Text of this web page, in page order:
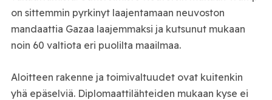
on sittemmin pyrkinyt laajentamaan neuvoston
mandaattia Gazaa laajemmaksi ja kutsunut mukaan
noin 60 valtiota eri puolilta maailmaa.
Aloitteen rakenne ja toimivaltuudet ovat kuitenkin
yhä epäselviä. Diplomaattilähteiden mukaan kyse ei